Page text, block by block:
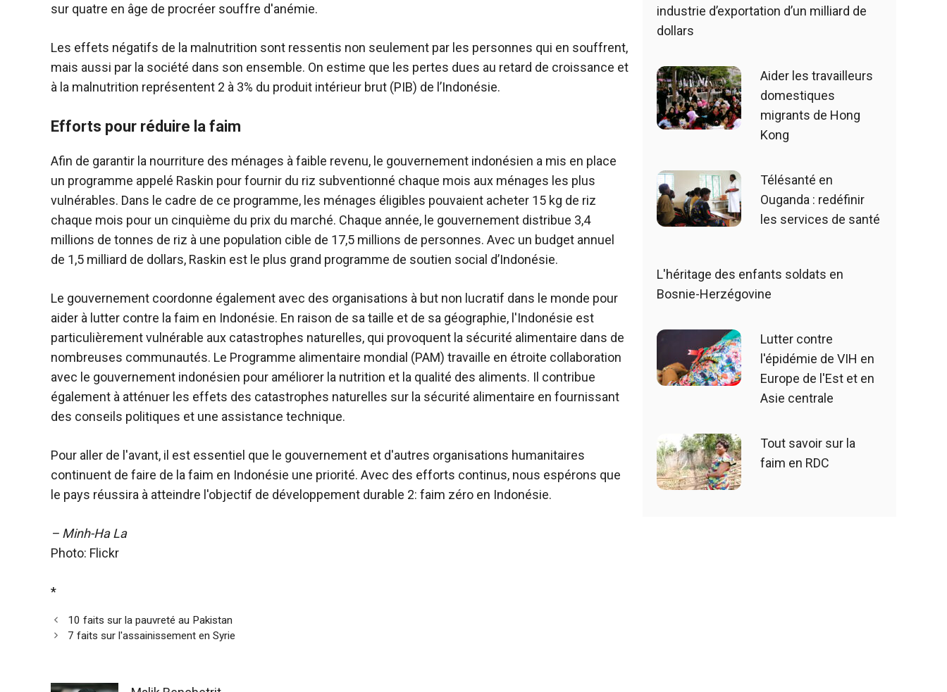
sur quatre en âge de procréer souffre d'anémie.
Les effets négatifs de la malnutrition sont ressentis non seulement par les personnes qui en souffrent,
mais aussi par la société dans son ensemble. On estime que les pertes dues au retard de croissance et
à la malnutrition représentent 2 à 3% du produit intérieur brut (PIB) de l’Indonésie.
Efforts pour réduire la faim
Afin de garantir la nourriture des ménages à faible revenu, le gouvernement indonésien a mis en place
un programme appelé Raskin pour fournir du riz subventionné chaque mois aux ménages les plus
vulnérables. Dans le cadre de ce programme, les ménages éligibles pouvaient acheter 15 kg de riz
chaque mois pour un cinquième du prix du marché. Chaque année, le gouvernement distribue 3,4
millions de tonnes de riz à une population cible de 17,5 millions de personnes. Avec un budget annuel
de 1,5 milliard de dollars, Raskin est le plus grand programme de soutien social d’Indonésie.
Le gouvernement coordonne également avec des organisations à but non lucratif dans le monde pour
aider à lutter contre la faim en Indonésie. En raison de sa taille et de sa géographie, l'Indonésie est
particulièrement vulnérable aux catastrophes naturelles, qui provoquent la sécurité alimentaire dans de
nombreuses communautés. Le Programme alimentaire mondial (PAM) travaille en étroite collaboration
avec le gouvernement indonésien pour améliorer la nutrition et la qualité des aliments. Il contribue
également à atténuer les effets des catastrophes naturelles sur la sécurité alimentaire en fournissant
des conseils politiques et une assistance technique.
Pour aller de l'avant, il est essentiel que le gouvernement et d'autres organisations humanitaires
continuent de faire de la faim en Indonésie une priorité. Avec des efforts continus, nous espérons que
le pays réussira à atteindre l'objectif de développement durable 2: faim zéro en Indonésie.
– Minh-Ha La
Photo: Flickr
*
10 faits sur la pauvreté au Pakistan
7 faits sur l'assainissement en Syrie
industrie d’exportation d’un milliard de
dollars
Aider les travailleurs
domestiques
migrants de Hong
Kong
Télésanté en
Ouganda : redéfinir
les services de santé
L'héritage des enfants soldats en
Bosnie-Herzégovine
Lutter contre
l'épidémie de VIH en
Europe de l'Est et en
Asie centrale
Tout savoir sur la
faim en RDC